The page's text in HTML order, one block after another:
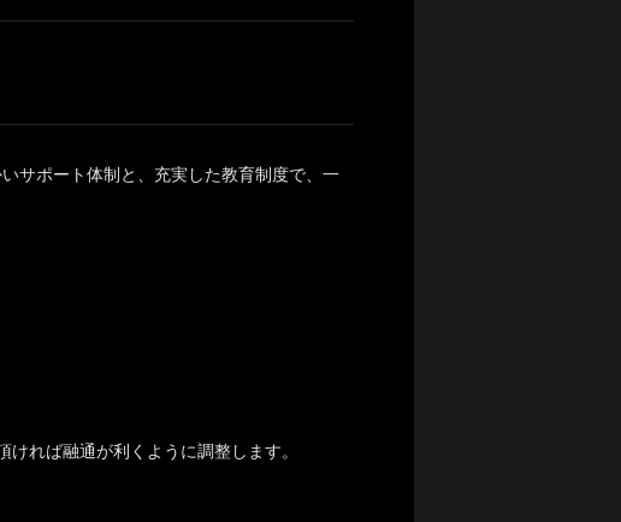
サポート体制と、充実した教育制度で、一
れば融通が利くように調整します。